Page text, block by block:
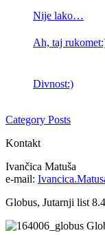
Nije lako…
Ah, taj
Divnost:)
Category Posts
Kontakt
Ivančica Matuša
e-mail:
Globus, Jutarnji list